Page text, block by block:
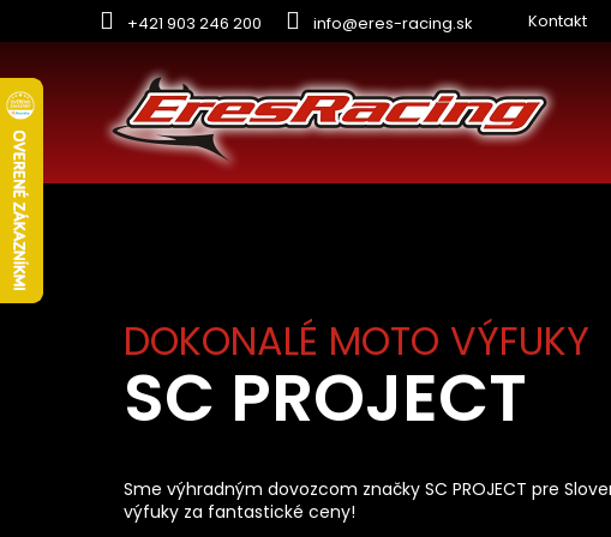
+421 903 246 200 info@eres-racing.sk Kontakt
DOKONALÉ MOTO VÝFUKY
SC PROJECT
Sme výhradným dovozcom značky SC PROJECT pre
výfuky za fantastické ceny!